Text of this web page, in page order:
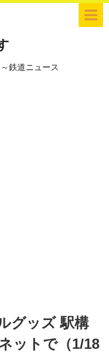
鉄道ニュース
グッズ 駅構
ットで（1/18